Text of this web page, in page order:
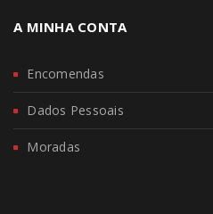
A MINHA CONTA
Encomendas
Dados Pessoais
Moradas